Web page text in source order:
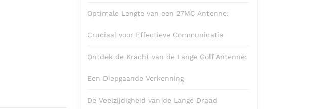
Optimale Lengte van een 27MC Antenne:
Cruciaal voor Effectieve Communicatie
Ontdek de Kracht van de Lange Golf Antenne:
Een Diepgaande Verkenning
De Veelzijdigheid van de Lange Draad